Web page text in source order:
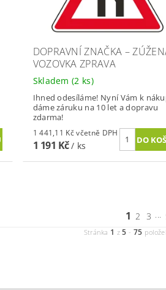
DOPRAVNÍ ZNAČKA –
VOZOVKA ZPRAVA
Skladem(2 ks)
Ihned odesíláme! Nyní Vám k
dáme záruku na 10 let a dopravu
zdarma!
1 441,11 Kč včetně DPH
1 191 Kč/ ks
1 2 3 ...
Stránka 1 z5 - 75